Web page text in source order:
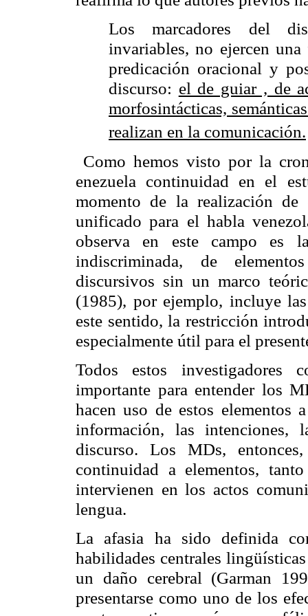
Los marcadores del
invariables, no ejercen
predicación oracional y
discurso: el de guiar , de
morfosintácticas,
realizan en la comunicación.
Como hemos visto por la
enezuela continuidad en el
momento de la realización
unificado para el habla
observa en este campo es
indiscriminada, de
discursivos sin un marco
(1985), por ejemplo, incluye
este sentido, la restricción
especialmente útil para el
Todos estos investigadores
importante para entender los
hacen uso de estos elementos
información, las intenciones,
discurso. Los MDs,
continuidad a elementos,
intervienen en los actos
lengua.
La afasia ha sido definida
habilidades centrales
un daño cerebral (Garman
presentarse como uno de los